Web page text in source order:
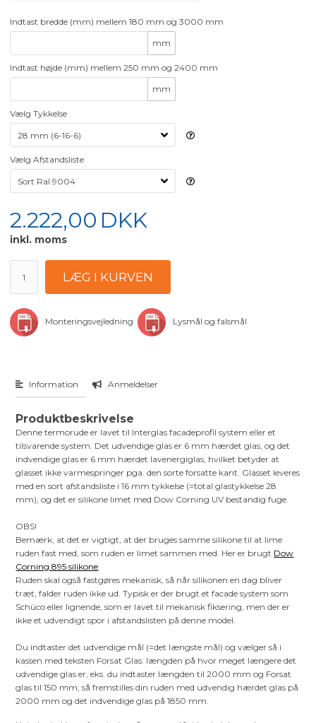
Indtast bredde (mm) mellem 180 mm og 3000 mm
mm
Indtast højde (mm) mellem 250 mm og 2400 mm
mm
Vælg Tykkelse
Vælg Afstandsliste
2.222,00 DKK
inkl. moms
Monteringsvejledning Lysmål og falsmål
Information Anmeldelser
Produktbeskrivelse
Denne termorude er lavet til Interglas facadeprofil system eller et
tilsvarende system. Det udvendige glas er 6 mm hærdet glas, og det
indvendige glas er 6 mm hærdet lavenergiglas, hvilket betyder at
glasset ikke varmespringer pga. den sorte forsatte kant. Glasset leveres
med en sort afstandsliste i 16 mm tykkelse (=total glastykkelse 28
mm), og det er silikone limet med Dow Corning UV bestandig fuge.
OBS!
Bemærk, at det er vigtigt, at der bruges samme silikone til at lime
ruden fast med, som ruden er limet sammen med. Her er brugt Dow
Corning 895 silikone.
Ruden skal også fastgøres mekanisk, så når silikonen en dag bliver
træt, falder ruden ikke ud. Typisk er der brugt et facade system som
Schüco eller lignende, som er lavet til mekanisk fiksering, men der er
ikke et udvendigt spor i afstandslisten på denne model.
Du indtaster det udvendige mål (=det længste mål) og vælger så i
kassen med teksten Forsat Glas: længden på hvor meget længere det
udvendige glas er, eks. du indtaster længden til 2000 mm og Forsat
glas til 150 mm, så fremstilles din ruden med udvendig hærdet glas på
2000 mm og det indvendige glas på 1850 mm.